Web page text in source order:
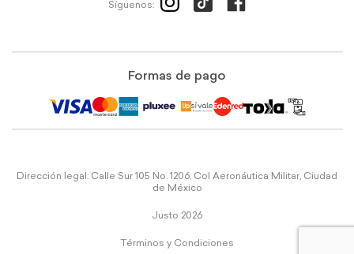
Síguenos:
Formas de pago
Dirección legal: Calle Sur 105 No. 1206, Col Aeronáutica Militar, Ciudad
de México
Justo 2026
Términos y Condiciones